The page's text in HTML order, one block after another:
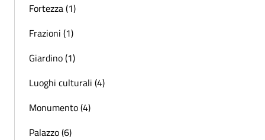
Fortezza (1)
Frazioni (1)
Giardino (1)
Luoghi culturali (4)
Monumento (4)
Palazzo (6)